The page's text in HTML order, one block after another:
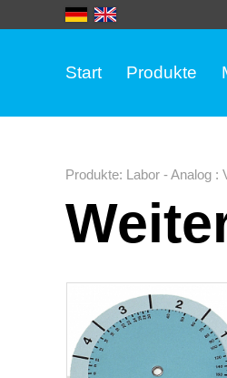
Start Produkte
Produkte: Labor - Analog :